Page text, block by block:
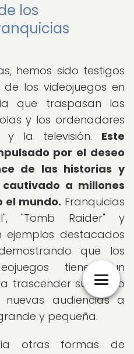
los
hemos sido testigos
los videojuegos en
que traspasan las
y los ordenadores
la televisión. Este
por el deseo
de las historias y
a millones
el mundo. Franquicias
"Tomb Raider" y
ejemplos destacados
que los
tienen un
trascender su medio
audiencias a
y pequeña.
otras formas de